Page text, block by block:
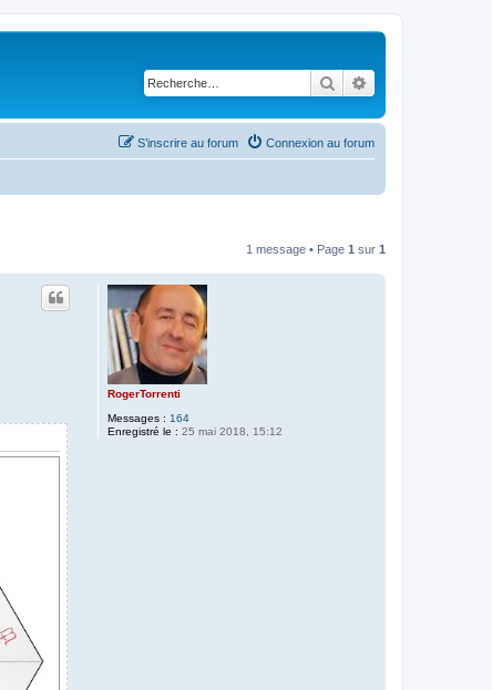
Rechercher
Connexion au forum
S’inscrire au forum
1 message • Page 1 sur 1
RogerTorrenti
Messages : 164
Enregistré le : 25 mai 2018, 15:12